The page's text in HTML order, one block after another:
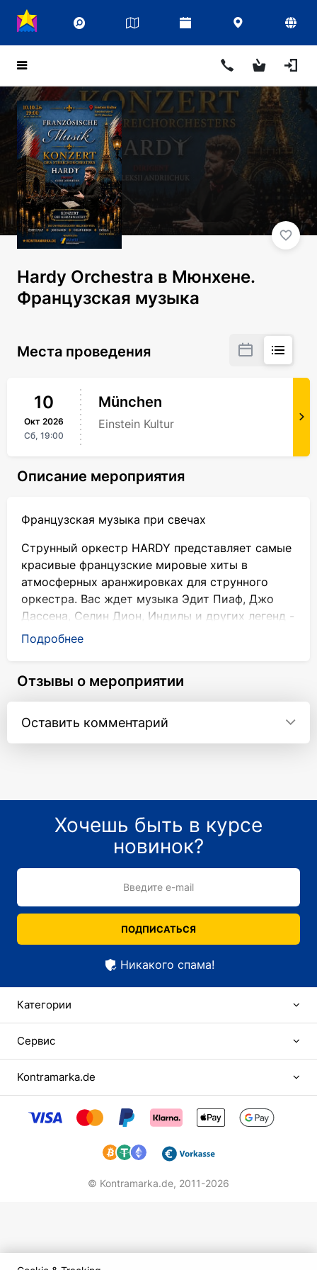
Hardy Orchestra в Мюнхене.
Французская музыка
Места проведения
10
Окт 2026
Сб, 19:00
München
Einstein Kultur
Описание мероприятия
Французская музыка при свечах
Струнный оркестр HARDY представляет самые
красивые французские мировые хиты в
атмосферных аранжировках для струнного
оркестра. Вас ждет музыка Эдит Пиаф, Джо
Дассена, Селин Дион, Индилы и других легенд -
в сопровождении сотен свечей и особой
атмосферы романтического концертного
Подробнее
Отзывы о мероприятии
Оставить комментарий
Хочешь быть в курсе
новинок?
Введите e-mail
ПОДПИСАТЬСЯ
Никакого спама!
Категории
Сервис
Kontramarka.de
© Kontramarka.de, 2011-2026